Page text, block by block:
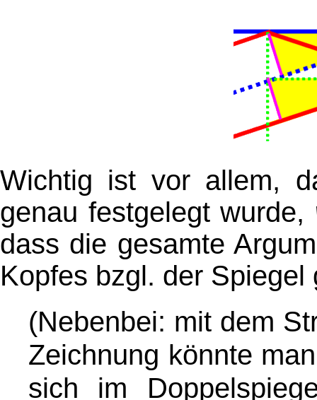
Wichtig ist vor allem,
genau festgelegt wurde,
dass die gesamte
Kopfes bzgl. der Spiegel
(Nebenbei: mit dem
Zeichnung könnte
sich im